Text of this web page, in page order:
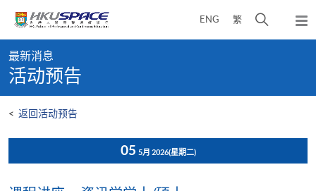
content
ENG 繁
开
弹
出
content
start
最新消息
活动预告
< 返回活动预告
05 5月 2026(星期二)